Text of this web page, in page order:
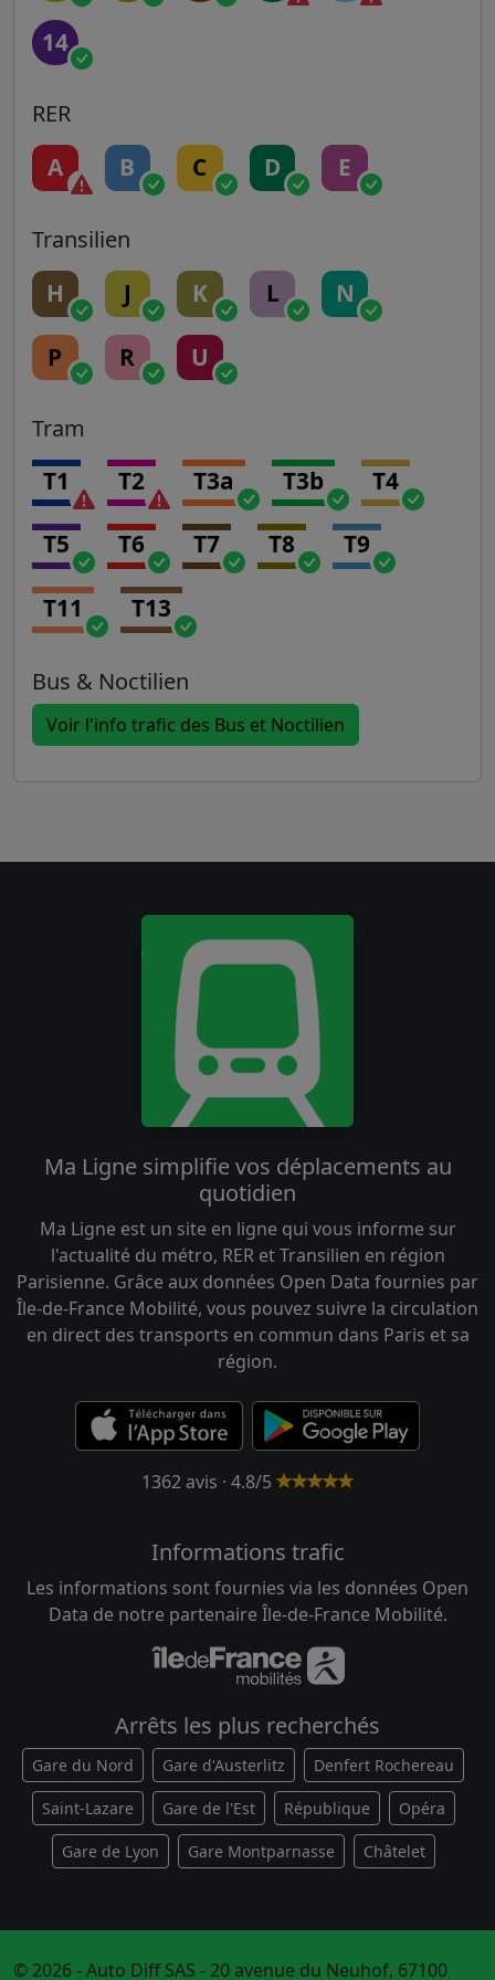
14
RER
A B C D E
Transilien
H J K L N
P R U
Tram
T1 T2 T3a T3b T4
T5 T6 T7 T8 T9
T11 T13
Bus & Noctilien
Voir l'info trafic des Bus et Noctilien
Ma Ligne simplifie vos déplacements au
quotidien
Ma Ligne est un site en ligne qui vous informe sur
l'actualité du métro, RER et Transilien en région
Parisienne. Grâce aux données Open Data fournies par
Île-de-France Mobilité, vous pouvez suivre la circulation
en direct des transports en commun dans Paris et sa
région.
1362 avis · 4.8/5
Informations trafic
Les informations sont fournies via les données Open
Data de notre partenaire Île-de-France Mobilité.
Arrêts les plus recherchés
Gare du Nord Gare d'Austerlitz Denfert Rochereau
Saint-Lazare Gare de l'Est République Opéra
Gare de Lyon Gare Montparnasse Châtelet
© 2026 - Auto Diff SAS - 20 avenue du Neuhof, 67100